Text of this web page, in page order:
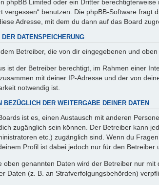
phpBB Limited oder ein Dritter
vergessen“ benutzen. Die phpBB-Software
Adresse, mit dem du dann auf das Board
DER DATENSPEICHERUNG
Betreiber, die von dir eingegebenen und
ist der Betreiber berechtigt, im Rahmen einer
mit deiner IP-Adresse und der von
notwendig ist.
BEZÜGLICH DER WEITERGABE DEINER DATEN
ist es, einen Austausch mit anderen
zugänglich sein können. Der Betreiber kann
etc.) zugänglich sind. Wenn du
Profil ist dabei jedoch nur für den
oben genannten Daten wird der Betreiber nur
Daten (z. B. an Strafverfolgungsbehörden)